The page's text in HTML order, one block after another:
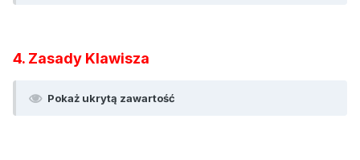
4. Zasady Klawisza
Pokaż ukrytą zawartość